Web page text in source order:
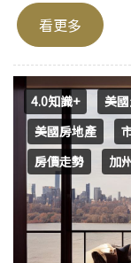
看更多
4.0知識+ 美
美國房地產
房價走勢
加